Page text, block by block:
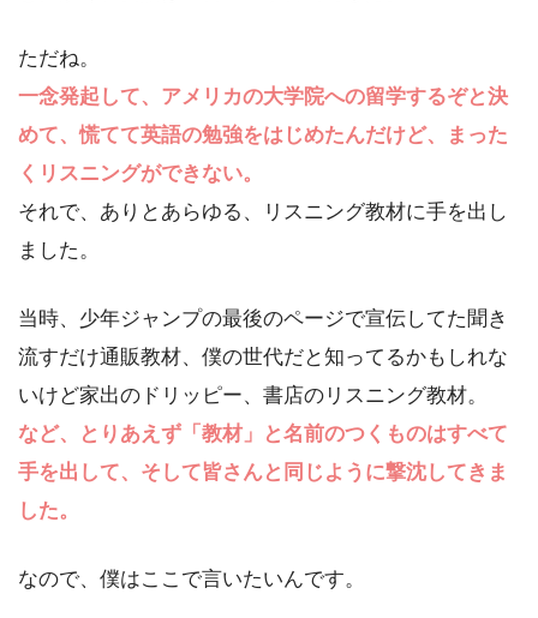
ただね。
一念発起して、アメリカの大学院への留学するぞと決
めて、慌てて英語の勉強をはじめたんだけど、まった
くリスニングができない。
それで、ありとあらゆる、リスニング教材に手を出し
ました。
当時、少年ジャンプの最後のページで宣伝してた聞き
流すだけ通販教材、僕の世代だと知ってるかもしれな
いけど家出のドリッピー、書店のリスニング教材。
など、とりあえず「教材」と名前のつくものはすべて
手を出して、そして皆さんと同じように撃沈してきま
した。
なので、僕はここで言いたいんです。